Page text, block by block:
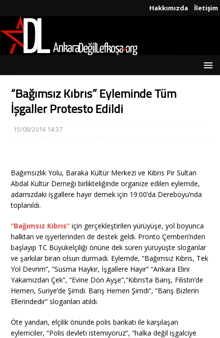
Hakkımızda İletişim
“Bağımsız Kıbrıs” Eyleminde Tüm
İşgaller Protesto Edildi
15/08/2016 14:37
Bağımsızlık Yolu, Baraka Kültür Merkezi ve Kıbrıs Pir Sultan
Abdal Kültür Derneği birlikteliğinde organize edilen eylemde,
adamızdaki işgallere hayır demek için 19:00’da Dereboyu’nda
toplanıldı.
“Bağımsız Kıbrıs” için gerçekleştirilen yürüyüşe, yol boyunca
halktan ve işyerlerinden de destek geldi. Pronto Çemberi’nden
başlayıp TC Büyükelçiliği önüne dek süren yürüyüşte sloganlar
ve şarkılar biran olsun durmadı. Eylemde, “Bağımsız Kıbrıs, Tek
Yol Devrim”, “Susma Haykır, İşgallere Hayır” “Ankara Elini
Yakamızdan Çek”, “Evine Dön Ayşe”,“Kıbrıs’ta Barış, Filistin’de
Hemen, Suriye’de Şimdi. Barış Hemen Şimdi”, “Barış Bizlerin
Ellerindedir” sloganları atıldı.
Öte yandan, elçilik önünde polis barikatı ile karşılaşan
eylemciler, “Polis devleti istemiyoruz”, “halka değil işgalciye